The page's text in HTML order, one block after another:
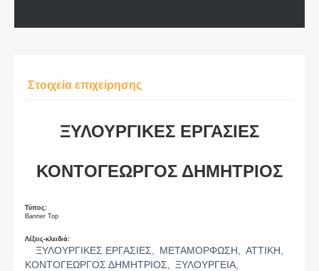
Στοιχεία επιχείρησης
ΞΥΛΟΥΡΓΙΚΕΣ ΕΡΓΑΣΙΕΣ
ΚΟΝΤΟΓΕΩΡΓΟΣ ΔΗΜΗΤΡΙΟΣ
Τύπος:
Banner Top
Λέξεις-κλειδιά:
ΞΥΛΟΥΡΓΙΚΕΣ ΕΡΓΑΣΙΕΣ, ΜΕΤΑΜΟΡΦΩΣΗ,
ΑΤΤΙΚΗ,
ΚΟΝΤΟΓΕΩΡΓΟΣ ΔΗΜΗΤΡΙΟΣ,
ΞΥΛΟΥΡΓΕΙΑ,